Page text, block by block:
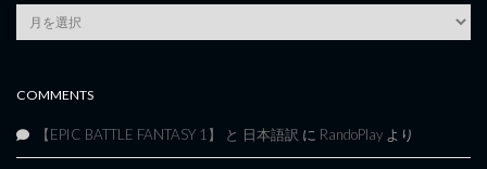
Article
Archives
COMMENTS
【EPIC BATTLE FANTASY 1】 と 日本語訳 に RandoPlay より